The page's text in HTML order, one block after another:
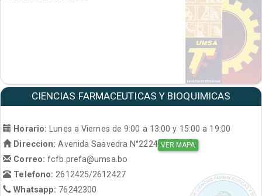
CIENCIAS FARMACEUTICAS Y BIOQUIMICAS
Horario: Lunes a Viernes de 9:00 a 13:00 y 15:00 a 19:00
Direccion: Avenida Saavedra N°2224 VER MAPA
Correo:fcfb.prefa@umsa.bo
Telefono:2612425/2612427
Whatsapp: 76242300